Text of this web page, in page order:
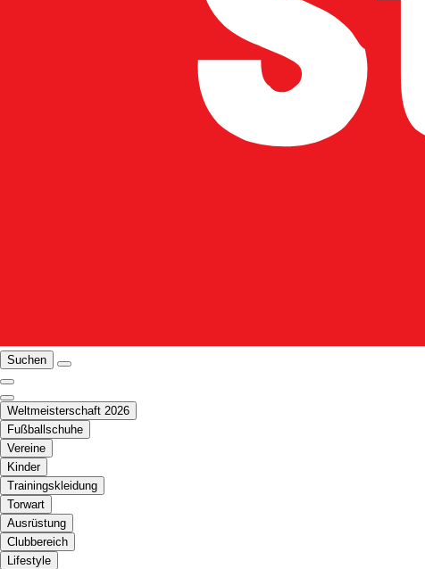
Suchen
Weltmeisterschaft 2026
Fußballschuhe
Vereine
Kinder
Trainingskleidung
Torwart
Ausrüstung
Clubbereich
Lifestyle